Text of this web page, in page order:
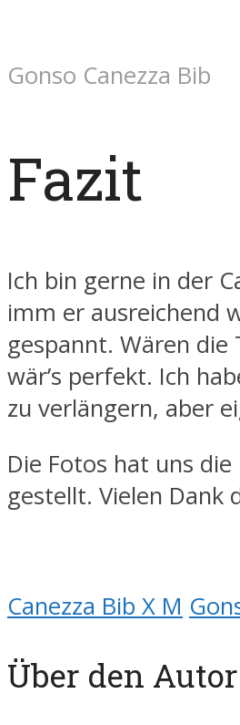
Gonso Canezza Bib
Fazit
Ich bin gerne in der
imm er ausreichend
gespannt. Wären die
wär’s perfekt. Ich
zu verlängern, aber
Die Fotos hat uns
gestellt. Vielen Dank
Canezza Bib X M
Über den Autor